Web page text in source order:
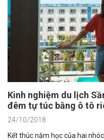
Kinh nghiệm du lịch
đêm tự túc bằng ô tô
24/10/2018
Kết thúc năm học của hai